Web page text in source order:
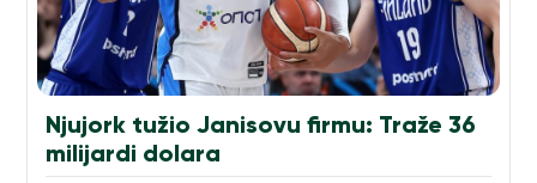
Njujork tužio Janisovu firmu: Traže 36
milijardi dolara